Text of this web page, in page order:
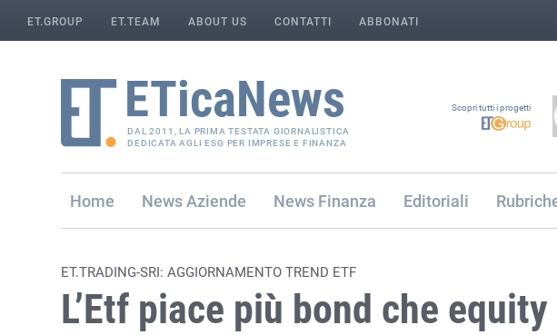
ET.GROUP ET.TEAM ABOUT US CONTATTI ABBONATI
DAL 2011, LA PRIMA TESTATA GIORNALISTICA
DEDICATA AGLI ESG PER IMPRESE E FINANZA
Scopri tutti i progetti
Home Aziende Finanza Editoriali
ET.TRADING-SRI: AGGIORNAMENTO TREND ETF
L’Etf piace più bond che